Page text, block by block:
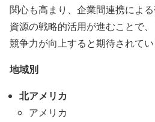
関心も高まり、企業間連携によ
資源の戦略的活用が進むことで
競争力が向上すると期待されてい
地域別
北アメリカ
アメリカ